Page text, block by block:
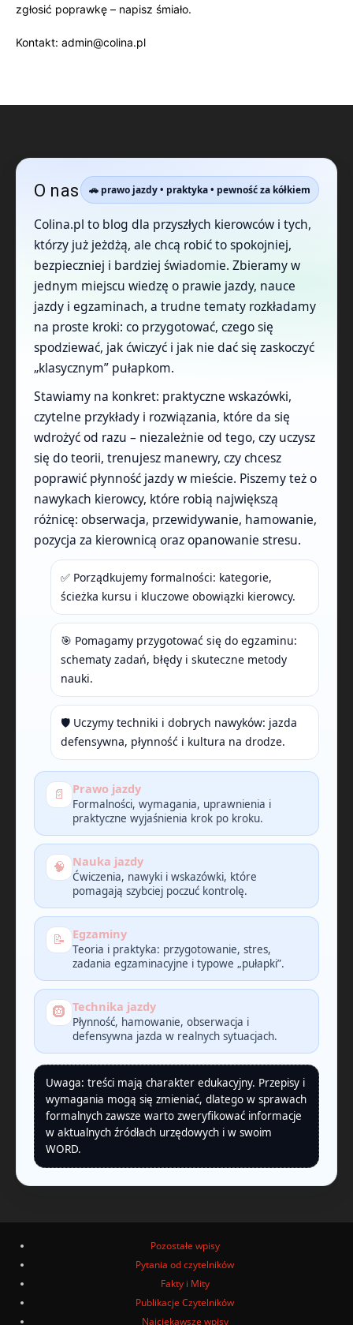
zgłosić poprawkę – napisz śmiało.
Kontakt: admin@colina.pl
O nas 🚗 prawo jazdy • praktyka • pewność za kółkiem
Colina.pl to blog dla przyszłych kierowców i tych,
którzy już jeżdżą, ale chcą robić to spokojniej,
bezpieczniej i bardziej świadomie. Zbieramy w
jednym miejscu wiedzę o prawie jazdy, nauce
jazdy i egzaminach, a trudne tematy rozkładamy
na proste kroki: co przygotować, czego się
spodziewać, jak ćwiczyć i jak nie dać się zaskoczyć
„klasycznym” pułapkom.
Stawiamy na konkret: praktyczne wskazówki,
czytelne przykłady i rozwiązania, które da się
wdrożyć od razu – niezależnie od tego, czy uczysz
się do teorii, trenujesz manewry, czy chcesz
poprawić płynność jazdy w mieście. Piszemy też o
nawykach kierowcy, które robią największą
różnicę: obserwacja, przewidywanie, hamowanie,
pozycja za kierownicą oraz opanowanie stresu.
✅ Porządkujemy formalności: kategorie,
ścieżka kursu i kluczowe obowiązki kierowcy.
🎯 Pomagamy przygotować się do egzaminu:
schematy zadań, błędy i skuteczne metody
nauki.
🛡️ Uczymy techniki i dobrych nawyków: jazda
defensywna, płynność i kultura na drodze.
📄 Prawo jazdy
Formalności, wymagania, uprawnienia i
praktyczne wyjaśnienia krok po kroku.
🧠 Nauka jazdy
Ćwiczenia, nawyki i wskazówki, które
pomagają szybciej poczuć kontrolę.
📝 Egzaminy
Teoria i praktyka: przygotowanie, stres,
zadania egzaminacyjne i typowe „pułapki”.
🛞 Technika jazdy
Płynność, hamowanie, obserwacja i
defensywna jazda w realnych sytuacjach.
Uwaga: treści mają charakter edukacyjny. Przepisy i
wymagania mogą się zmieniać, dlatego w sprawach
formalnych zawsze warto zweryfikować informacje
w aktualnych źródłach urzędowych i w swoim
WORD.
Pozostałe wpisy
Pytania od czytelników
Fakty i Mity
Publikacje Czytelników
Najciekawsze wpisy